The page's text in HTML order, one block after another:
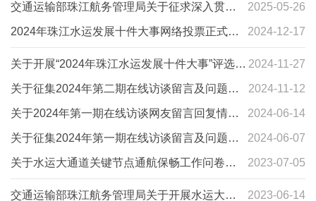
面启动 2025-05-26
交通运输部珠江航务管理局关于征求深入贯彻
中央八项规定精神学习教育意见建议的公告 2024-12-17
2024年珠江水运发展十件大事网络投票正式开
启
2024-11-27
关于开展“2024年珠江水运发展十件大事”评选活
动的通知 2024-11-12
关于征集2024年第二期在线访谈留言及问题的
公告 2024-06-14
关于2024年第一期在线访谈网友留言回复情况
的公告 2024-06-07
关于征集2024年第一期在线访谈留言及问题的
公告 2023-07-05
关于水运大通道关键节点通航保畅工作问卷调
查的结果反馈
2023-06-14
交通运输部珠江航务管理局关于开展水运大通